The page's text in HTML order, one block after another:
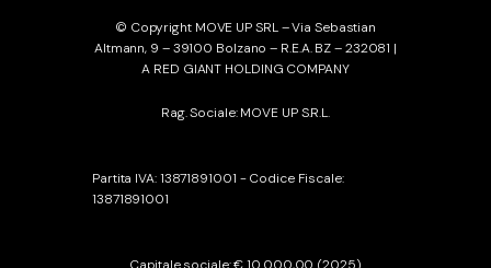
© Copyright MOVE UP SRL – Via Sebastian
Altmann, 9 – 39100 Bolzano – R.E.A. BZ – 232081 |
A RED GIANT HOLDING COMPANY
Rag. Sociale: MOVE UP S.R.L.
Partita IVA: 13871891001 - Codice Fiscale:
13871891001
Capitale sociale: € 10.000,00 (2025)